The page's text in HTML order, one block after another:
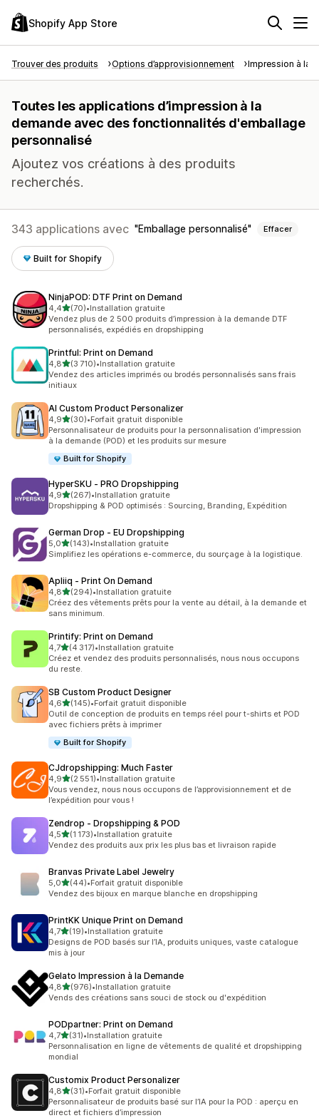
Shopify App Store
Trouver des produits Options d’approvisionnement Impression à la
Toutes les applications d’impression à la
demande avec des fonctionnalités d'emballage
personnalisé
Ajoutez vos créations à des produits
recherchés.
343 applications avec Emballage personnalisé Effacer
Built for Shopify
NinjaPOD: DTF Print on Demand
4,4étoile(s) sur 5
(70)
70 avis au total
•Installation gratuite
Vendez plus de 2 500 produits d’impression à la demande DTF
personnalisés, expédiés en dropshipping
Printful: Print on Demand
4,8étoile(s) sur 5
(3 710)
3710 avis au total
•Installation gratuite
Vendez des articles imprimés ou brodés personnalisés sans frais
initiaux
AI Custom Product Personalizer
4,9étoile(s) sur 5
(30)
30 avis au total
•Forfait gratuit disponible
Personnalisateur de produits pour la personnalisation d'impression
à la demande (POD) et les produits sur mesure
Built for Shopify
HyperSKU ‑ PRO Dropshipping
4,9étoile(s) sur 5
(267)
267 avis au total
•Installation gratuite
Dropshipping & POD optimisés : Sourcing, Branding, Expédition
German Drop ‑ EU Dropshipping
5,0étoile(s) sur 5
(143)
143 avis au total
•Installation gratuite
Simplifiez les opérations e-commerce, du sourçage à la logistique.
Apliiq ‑ Print On Demand
4,8étoile(s) sur 5
(294)
294 avis au total
•Installation gratuite
Créez des vêtements prêts pour la vente au détail, à la demande et
sans minimum.
Printify: Print on Demand
4,7étoile(s) sur 5
(4 317)
4317 avis au total
•Installation gratuite
Créez et vendez des produits personnalisés, nous nous occupons
du reste.
SB Custom Product Designer
4,6étoile(s) sur 5
(145)
145 avis au total
•Forfait gratuit disponible
Outil de conception de produits en temps réel pour t-shirts et POD
avec fichiers prêts à imprimer
Built for Shopify
CJdropshipping: Much Faster
4,9étoile(s) sur 5
(2 551)
2551 avis au total
•Installation gratuite
Vous vendez, nous nous occupons de l’approvisionnement et de
l’expédition pour vous !
Zendrop ‑ Dropshipping & POD
4,5étoile(s) sur 5
(1 173)
1173 avis au total
•Installation gratuite
Vendez des produits aux prix les plus bas et livraison rapide
Branvas Private Label Jewelry
5,0étoile(s) sur 5
(44)
44 avis au total
•Forfait gratuit disponible
Vendez des bijoux en marque blanche en dropshipping
PrintKK Unique Print on Demand
4,7étoile(s) sur 5
(19)
19 avis au total
•Installation gratuite
Designs de POD basés sur l’IA, produits uniques, vaste catalogue
mis à jour
Gelato Impression à la Demande
4,8étoile(s) sur 5
(976)
976 avis au total
•Installation gratuite
Vends des créations sans souci de stock ou d'expédition
PODpartner: Print on Demand
4,7étoile(s) sur 5
(31)
31 avis au total
•Installation gratuite
Personnalisation en ligne de vêtements de qualité et dropshipping
mondial
Customix Product Personalizer
4,8étoile(s) sur 5
(31)
31 avis au total
•Forfait gratuit disponible
Personnalisateur de produits basé sur l’IA pour la POD : aperçu en
direct et fichiers d’impression